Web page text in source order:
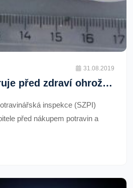
31.08.2019
Pozor! SZPI varuje před zdraví ohrožujícími doplňky z Indie
inspekce (SZPI)
před nákupem potravin a
na internetu z neověřených